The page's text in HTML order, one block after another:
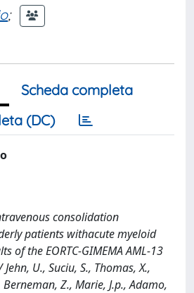
;
Scheda completa
(DC)
consolidation
patients withacute myeloid
of the EORTC-GIMEMA AML-13
U., Suciu, S., Thomas, X.,
Berneman, Z., Marie, J.p., Adamo,